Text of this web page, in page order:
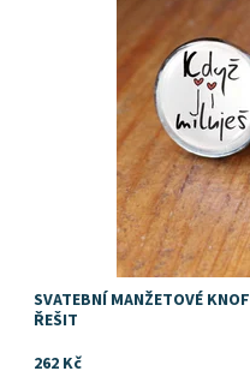
SVATEBNÍ MANŽETOVÉ
ŘEŠIT
262 Kč